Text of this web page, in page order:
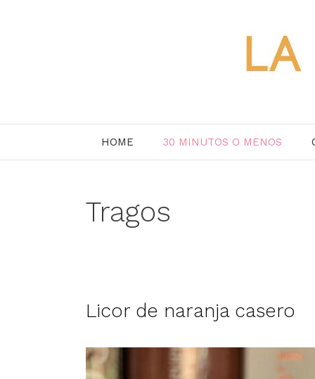
HOME 30 MINUTOS O MENOS
Tragos
Licor de naranja casero